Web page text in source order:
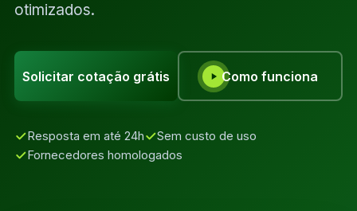
otimizados.
Solicitar cotação grátis Como funciona
Resposta em até 24h
Sem custo de uso
Fornecedores homologados